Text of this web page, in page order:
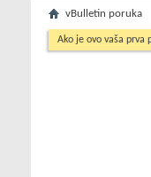
vBulletin poruka
Ako je ovo vaša prva